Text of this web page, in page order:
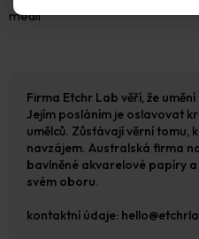
médii
Firma Etchr Lab věří, že
Jejím posláním je oslavovat
umělců. Zůstávají věrní tomu,
navzájem. Australská firma
bavlněné akvarelové papíry
svém oboru.
kontaktní údaje: